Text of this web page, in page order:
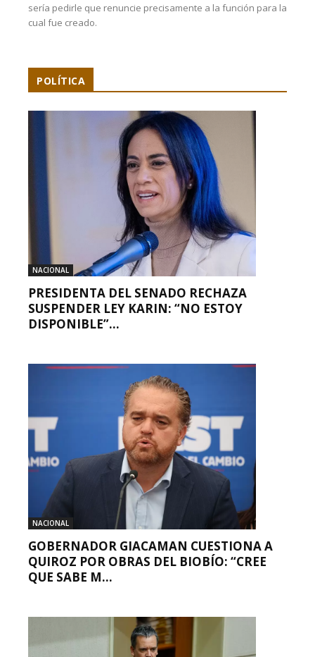
sería pedirle que renuncie precisamente a la función para la
cual fue creado.
POLÍTICA
NACIONAL
PRESIDENTA DEL SENADO RECHAZA
SUSPENDER LEY KARIN: “NO ESTOY
DISPONIBLE”...
NACIONAL
GOBERNADOR GIACAMAN CUESTIONA A
QUIROZ POR OBRAS DEL BIOBÍO: “CREE
QUE SABE M...